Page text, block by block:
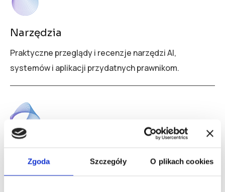
Zgoda Szczegóły O plikach cookies
Narzędzia
Praktyczne przeglądy i recenzje narzędzi AI,
systemów i aplikacji przydatnych prawnikom.
Praktyczne rozmowy o wyzwaniach prawników.